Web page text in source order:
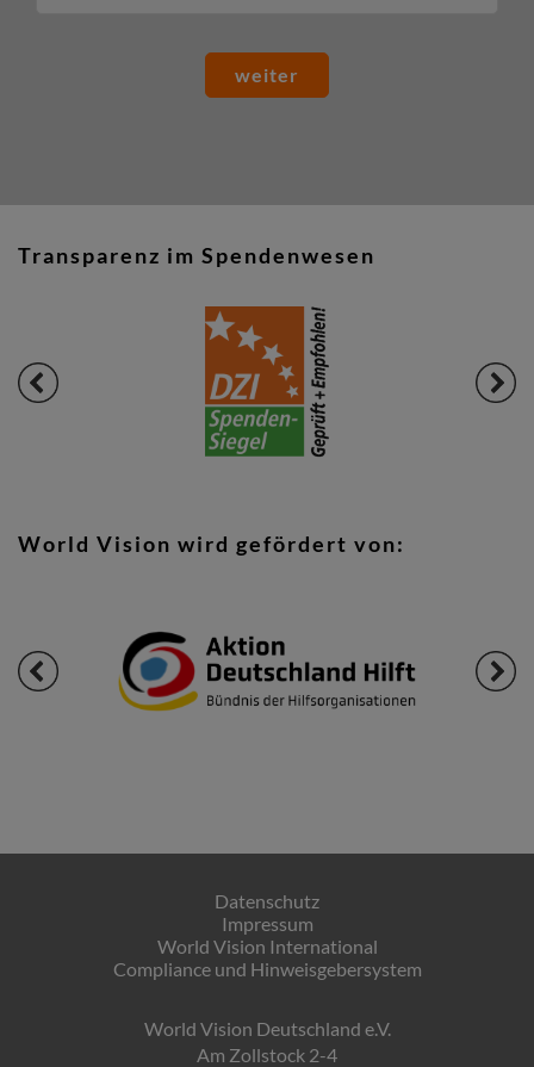
weiter
Transparenz im Spendenwesen
World Vision wird gefördert von:
Datenschutz
Impressum
World Vision International
Compliance und Hinweisgebersystem
World Vision Deutschland e.V.
Am Zollstock 2-4